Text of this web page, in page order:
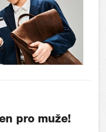
pro muže!